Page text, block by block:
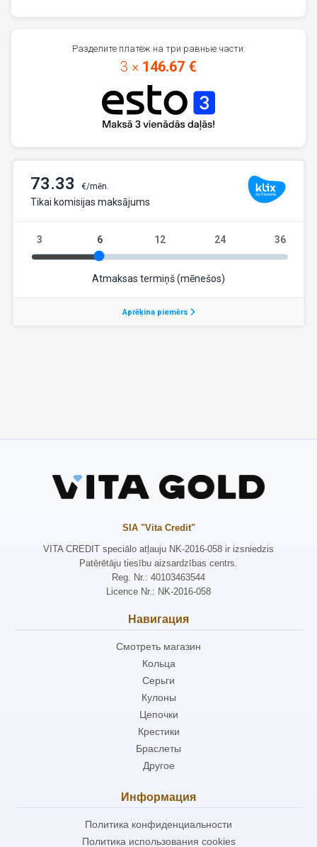
Разделите платёж на три равные части:
3 × 146.67 €
SIA "Vita Credit"
VITA CREDIT speciālo atļauju NK-2016-058 ir izsniedzis
Patērētāju tiesību aizsardzības centrs.
Reg. Nr.: 40103463544
Licence Nr.: NK-2016-058
Навигация
Смотреть магазин
Кольца
Серьги
Кулоны
Цепочки
Крестики
Браслеты
Другое
Информация
Политика конфиденциальности
Политика использования cookies